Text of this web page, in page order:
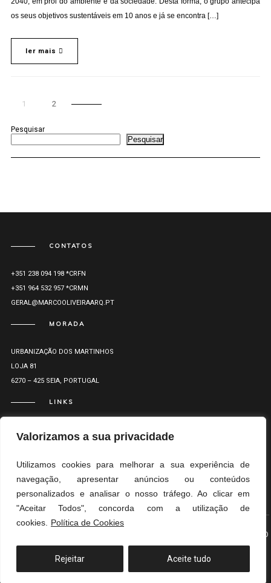
Valorizamos a sua privacidade
Utilizamos cookies para melhorar a sua experiência de
navegação, apresentar anúncios ou conteúdos
personalizados e analisar o nosso tráfego. Ao clicar em
"Aceitar Todos", concorda com a utilização de
cookies.
Política de Cookies
Rejeitar Aceite tudo
os seus objetivos sustentáveis em 10 anos e já se encontra […]
ler mais
1 2
Pesquisar
Pesquisar
CONTATOS
+351 238 094 198 *CRFN
+351 964 532 957 *CRMN
GERAL@MARCOOLIVEIRAARQ.PT
MORADA
URBANIZAÇÃO DOS MARTINHOS
LOJA 81
6270 – 425 SEIA, PORTUGAL
LINKS
TOPO